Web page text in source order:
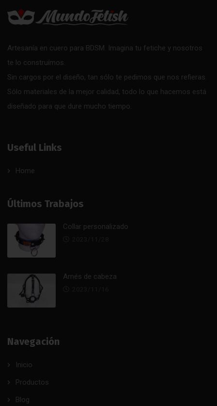
Artesanía en cuero para BDSM. Imagina tu fetiche y nosotros
te lo construímos.
Sin cargos por el diseño, tan sólo te pedimos que nos refieras.
Sólo materiales de la mejor calidad, todo lo que hacemos está
diseñado para que dure mucho tiempo.
Useful Links
Home
Últimos Trabajos
Collar personalizado
Arnés de cabeza
Navegación
Inicio
Productos
Blog